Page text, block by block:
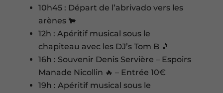
10h45 : Départ de l’abrivado vers les
arènes 🐂
12h : Apéritif musical sous le
chapiteau avec les DJ’s Tom B 🎵
16h : Souvenir Denis Servière – Espoirs
Manade Nicollin 🔥 – Entrée 10€
19h : Apéritif musical sous le